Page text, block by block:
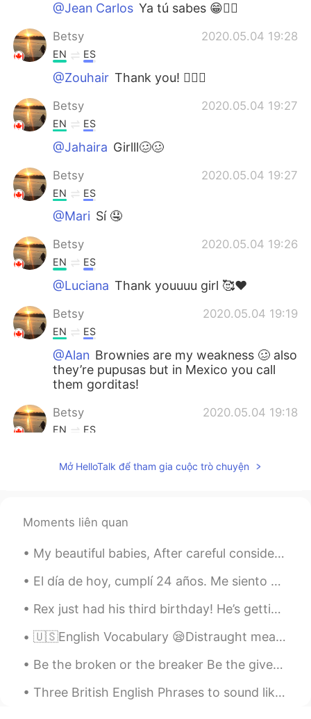
@Jean Carlos Ya tú sabes 😁👌🏼
Betsy 2020.05.04 19:28
EN ES
@Zouhair Thank you! 👌🏼🌸
Betsy 2020.05.04 19:27
EN ES
@Jahaira Girlll🥴🥴
Betsy 2020.05.04 19:27
EN ES
@Mari Sí 🤤
Betsy 2020.05.04 19:26
EN ES
@Luciana Thank youuuu girl 🥰❤️
Betsy 2020.05.04 19:19
EN ES
@Alan Brownies are my weakness 🥴 also
they’re pupusas but in Mexico you call
them gorditas!
Betsy 2020.05.04 19:18
EN ES
Son muy deliciosos los postres😋😋
Jairo Acevedo 2020.04.21 00:32
Mandame Betsy! xD
Betsy 2020.04.20 22:44
EN ES
@ramon ¡Genial! Mucho gusto. ☺️👋🏼 El
también, su mamá me enseñó.
Mở HelloTalk để tham gia cuộc trò chuyện
Moments liên quan
My beautiful babies, After careful consideration and a long discussion with my family I’ve decid...
El día de hoy, cumplí 24 años. Me siento viejo y todavía tengo muchas cosas que quiero hacer. De...
Rex just had his third birthday! He’s getting so old 😢 ¡Rex acaba de cumplir tres años! Se esta ...
🇺🇸English Vocabulary 😪Distraught means very upset and anxious 😟 🗣Listen to the audio and repea...
Be the broken or the breaker Be the giver or the undertaker Unlock and open the door Be the heale...
Three British English Phrases to sound like a native I'm knackered = which means I'm very ti...